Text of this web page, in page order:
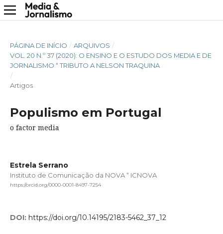
PÁGINA DE INÍCIO / ARQUIVOS /
VOL. 20 N.º 37 (2020): O ENSINO E O ESTUDO DOS MEDIA E DE
JORNALISMO “ TRIBUTO A NELSON TRAQUINA
/
Artigos
Populismo em Portugal
o factor media
Estrela Serrano
Instituto de Comunicação da NOVA “ ICNOVA
https://orcid.org/0000-0001-8497-7254
DOI: https://doi.org/10.14195/2183-5462_37_12